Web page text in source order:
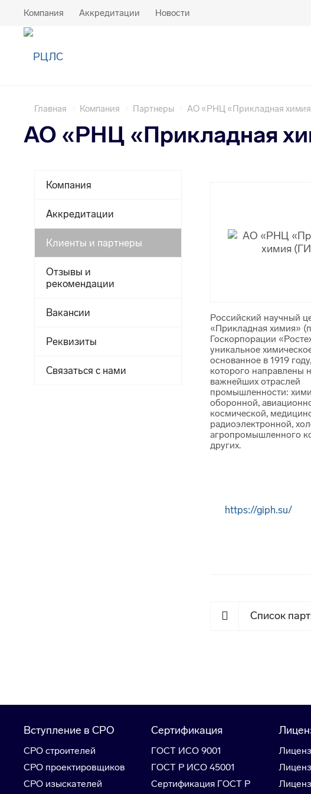
Компания Аккредитации Новости
Главная Компания Партнеры АО «РНЦ «Прикладная
АО «РНЦ «Прикладная
Российский научный
«Прикладная химия»
Госкорпорации
уникальное
основанное в 1919
которого направлены
важнейших отраслей
промышленности:
оборонной,
космической,
радиоэлектронной,
агропромышленного
других.
https://giph.su/
Список
Компания
Аккредитации
Клиенты и партнеры
Отзывы и
рекомендации
Вакансии
Реквизиты
Связаться с нами
Вступление в СРО
СРО строителей
СРО проектировщиков
СРО изыскателей
Сертификация
ГОСТ ИСО 9001
ГОСТ Р ИСО 45001
Сертификация ГОСТ Р